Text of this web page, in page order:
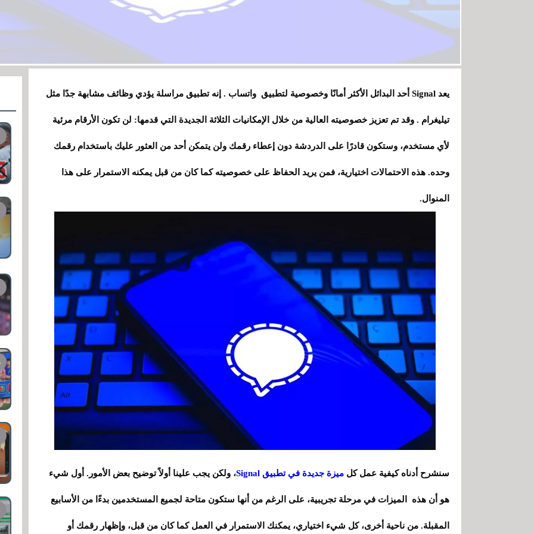
يعد Signal أحد البدائل الأكثر أمانًا وخصوصية لتطبيق واتساب . إنه تطبيق مراسلة يؤدي وظائف مشابهة جدًا مثل
تيليغرام . وقد تم تعزيز خصوصيته العالية من خلال الإمكانيات الثلاثة الجديدة التي قدمها: لن تكون الأرقام مرئية
لأي مستخدم، وستكون قادرًا على الدردشة دون إعطاء رقمك ولن يتمكن أحد من العثور عليك باستخدام رقمك
وحده. هذه الاحتمالات اختيارية، فمن يريد الحفاظ على خصوصيته كما كان من قبل يمكنه الاستمرار على هذا
المنوال.
سنشرح أدناه كيفية عمل كل ميزة جديدة في تطبيق Signal ، ولكن يجب علينا أولاً توضيح بعض الأمور. أول شيء
هو أن هذه الميزات في مرحلة تجريبية، على الرغم من أنها ستكون متاحة لجميع المستخدمين بدءًا من الأسابيع
المقبلة. من ناحية أخرى، كل شيء اختياري، يمكنك الاستمرار في العمل كما كان من قبل، وإظهار رقمك أو